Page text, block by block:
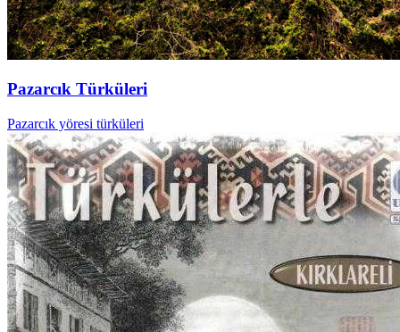
Pazarcık Türküleri
Pazarcık yöresi türküleri